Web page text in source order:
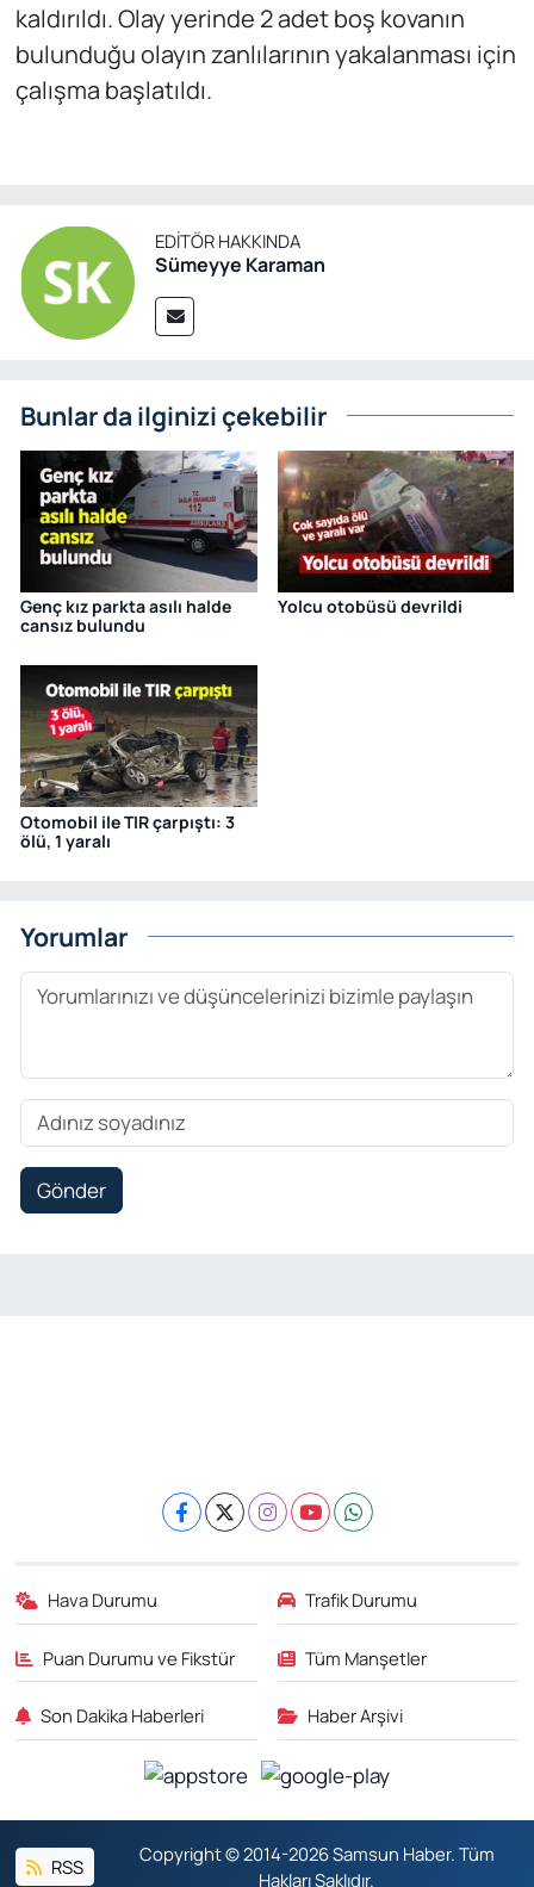
kaldırıldı. Olay yerinde 2 adet boş kovanın
bulunduğu olayın zanlılarının yakalanması için
çalışma başlatıldı.
EDITÖR HAKKINDA
Sümeyye Karaman
Bunlar da ilginizi çekebilir
Genç kız parkta asılı halde
cansız bulundu
Yolcu otobüsü devrildi
Otomobil ile TIR çarpıştı: 3
ölü, 1 yaralı
Yorumlar
Gönder
Hava Durumu Trafik Durumu
Puan Durumu ve Fikstür Tüm Manşetler
Son Dakika Haberleri Haber Arşivi
RSS
Copyright © 2014-2026 Samsun Haber. Tüm
Hakları Saklıdır.